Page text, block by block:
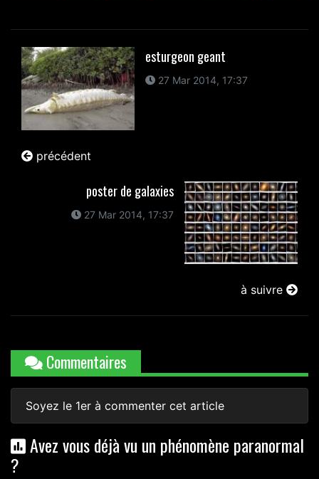
esturgeon geant
27 Mar 2014, 17:37
précédent
poster de galaxies
27 Mar 2014, 17:37
à suivre
Commentaires
Soyez le 1er à commenter cet article
Avez vous déjà vu un phénomène paranormal
?